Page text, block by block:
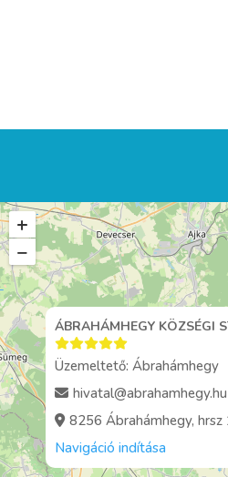
ÁBRAHÁMHEGY KÖZSÉGI
Üzemeltető: Ábrahámhegy
hivatal@abrahamhegy.hu
8256 Ábrahámhegy, hrsz
Navigáció indítása
+
−